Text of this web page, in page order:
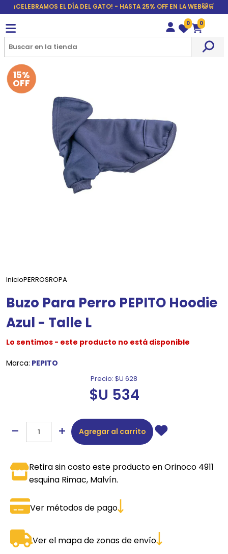
¡CELEBRAMOS EL DÍA DEL GATO! - HASTA 25% OFF EN LA WEB🐱🛒
Wishlist
0
Carrito
0
15%
OFF
InicioPERROSROPA
Buzo Para Perro PEPITO Hoodie
Azul - Talle L
Lo sentimos - este producto no está disponible
Marca: PEPITO
Precio: $U 628
$U 534
Agregar al carrito
Retira sin costo este producto en Orinoco 4911
esquina Rimac, Malvín.
Ver métodos de pago
Ver el mapa de zonas de envío